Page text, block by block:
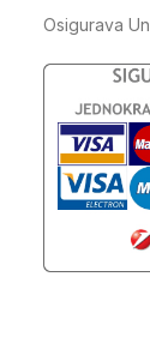
Osigurava